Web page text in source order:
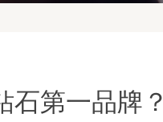
石第一品牌？